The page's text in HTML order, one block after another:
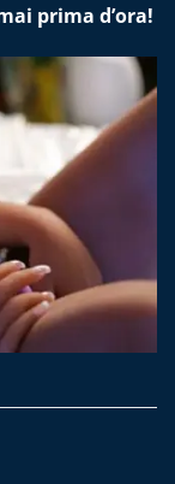
prima d’ora!